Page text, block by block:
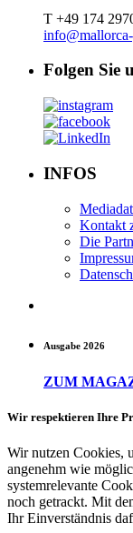
T +49 174
Folgen Sie
INFOS
Kontakt
Die
Ausgabe 2026
ZUM
Wir respektieren Ihre
Wir nutzen Cookies,
angenehm wie
systemrelevante
noch getrackt. Mit
Ihr Einverständnis